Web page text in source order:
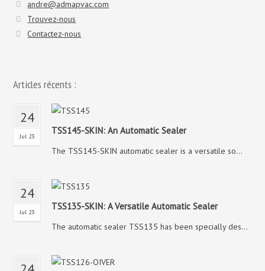
andre@admapvac.com
Trouvez-nous
Contactez-nous
Articles récents :
24
Jul 23
TSS145-SKIN: An Automatic Sealer
The TSS145-SKIN automatic sealer is a versatile so...
24
Jul 23
TSS135-SKIN: A Versatile Automatic Sealer
The automatic sealer TSS135 has been specially des...